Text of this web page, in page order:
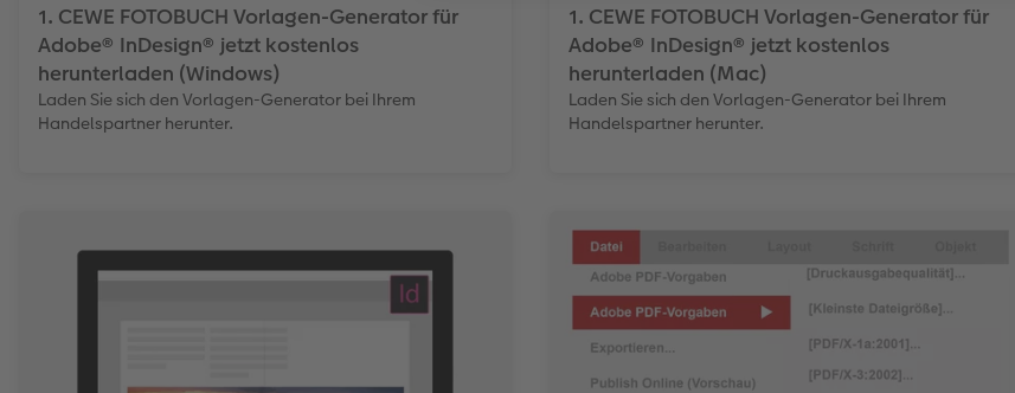
1. CEWE FOTOBUCH Vorlagen-Generator für
Adobe® InDesign® jetzt kostenlos
herunterladen (Windows)
Laden Sie sich den Vorlagen-Generator bei Ihrem
Handelspartner herunter.
1. CEWE FOTOBUCH Vorlagen-Generator für
Adobe® InDesign® jetzt kostenlos
herunterladen (Mac)
Laden Sie sich den Vorlagen-Generator bei Ihrem
Handelspartner herunter.